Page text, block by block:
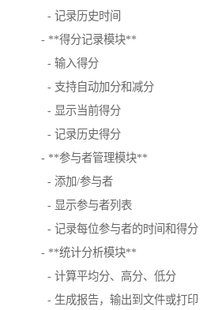
- 记录历史时间
- **得分记录模块**
- 输入得分
- 支持自动加分和减分
- 显示当前得分
- 记录历史得分
- **参与者管理模块**
- 添加/参与者
- 显示参与者列表
- 记录每位参与者的时间和得分
- **统计分析模块**
- 计算平均分、高分、低分
- 生成报告，输出到文件或打印